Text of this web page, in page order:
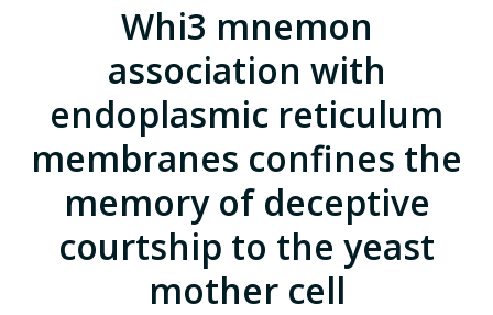
Whi3 mnemon
association with
endoplasmic reticulum
membranes confines the
memory of deceptive
courtship to the yeast
mother cell